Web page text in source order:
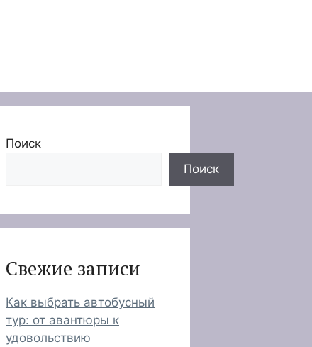
Поиск
Поиск
Свежие записи
Как выбрать автобусный
тур: от авантюры к
удовольствию